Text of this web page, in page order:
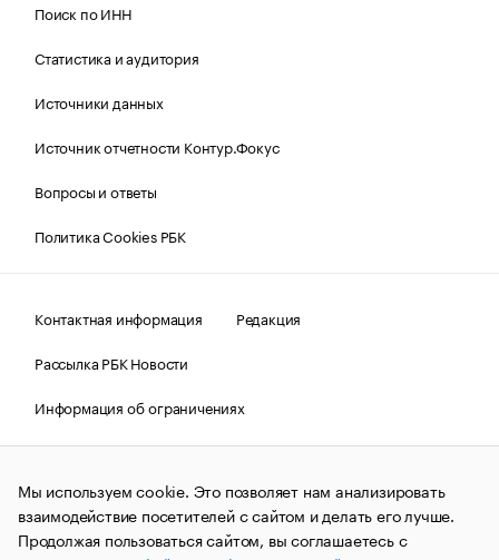
Поиск по ИНН
Статистика и аудитория
Источники данных
Источник отчетности Контур.Фокус
Вопросы и ответы
Политика Cookies РБК
Контактная информация
Редакция
Рассылка РБК Новости
Информация об ограничениях
Правовая информация
О соблюдении авторских прав
© АО «РОСБИЗНЕСКОНСАЛТИНГ»,1995–2026.Сообщения
и материалы информационного агентства «РБК»
(зарегистрировано Федеральной службой по надзору в сфере
связи, информационных технологий и массовых
Мы используем cookie. Это позволяет нам анализировать
взаимодействие посетителей с сайтом и делать его лучше.
Продолжая пользоваться сайтом, вы соглашаетесь с